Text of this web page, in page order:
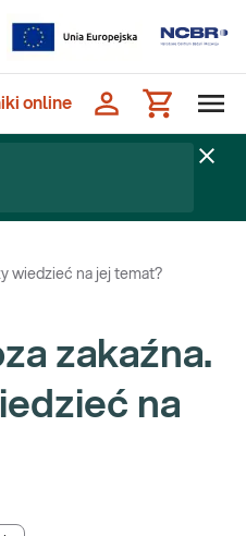
online
wiedzieć na jej temat?
zakaźna.
na